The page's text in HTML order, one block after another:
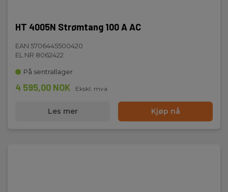
HT 4005N Strømtang 100 A AC
EAN 5706445500420
EL.NR 8062422
På sentrallager
4 595,00 NOK Ekskl. mva
Les mer Kjøp nå